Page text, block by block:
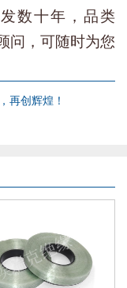
数十年，品类
问，可随时为您
再创辉煌！